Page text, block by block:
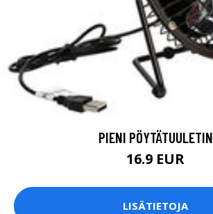
PIENI PÖYTÄTUULETIN
16.9 EUR
LISÄTIETOJA